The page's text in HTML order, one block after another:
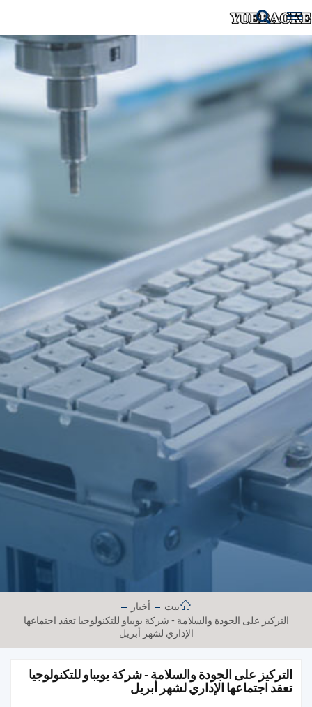
بيت
أخبار
التركيز على الجودة والسلامة - شركة يويباو للتكنولوجيا تعقد اجتماعها
الإداري لشهر أبريل
التركيز على الجودة والسلامة - شركة يويباو للتكنولوجيا
تعقد اجتماعها الإداري لشهر أبريل